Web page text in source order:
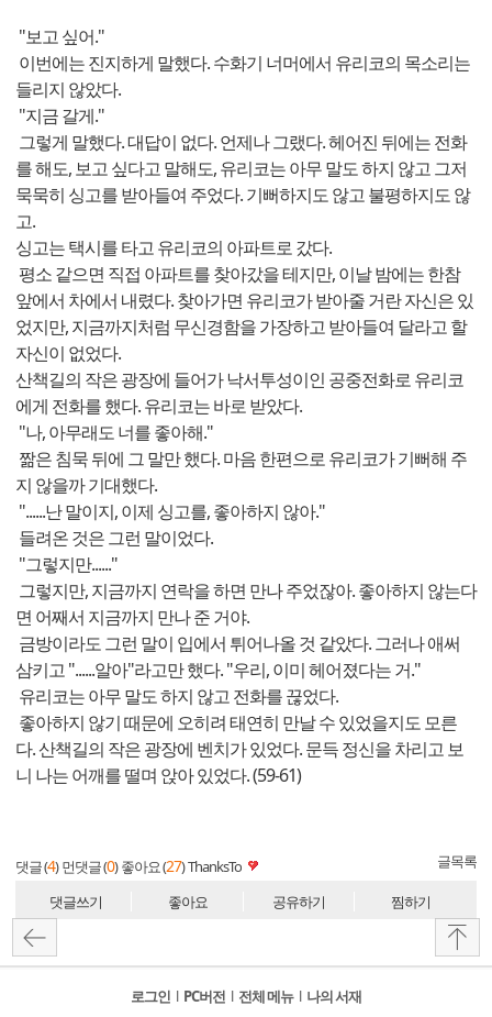
"보고 싶어."
이번에는 진지하게 말했다. 수화기 너머에서 유리코의 목소리는
들리지 않았다.
"지금 갈게."
그렇게 말했다. 대답이 없다. 언제나 그랬다. 헤어진 뒤에는 전화
를 해도, 보고 싶다고 말해도, 유리코는 아무 말도 하지 않고 그저
묵묵히 싱고를 받아들여 주었다. 기뻐하지도 않고 불평하지도 않
고.
싱고는 택시를 타고 유리코의 아파트로 갔다.
평소 같으면 직접 아파트를 찾아갔을 테지만, 이날 밤에는 한참
앞에서 차에서 내렸다. 찾아가면 유리코가 받아줄 거란 자신은 있
었지만, 지금까지처럼 무신경함을 가장하고 받아들여 달라고 할
자신이 없었다.
산책길의 작은 광장에 들어가 낙서투성이인 공중전화로 유리코
에게 전화를 했다. 유리코는 바로 받았다.
"나, 아무래도 너를 좋아해."
짦은 침묵 뒤에 그 말만 했다. 마음 한편으로 유리코가 기뻐해 주
지 않을까 기대했다.
"......난 말이지, 이제 싱고를, 좋아하지 않아."
들려온 것은 그런 말이었다.
"그렇지만......"
그렇지만, 지금까지 연락을 하면 만나 주었잖아. 좋아하지 않는다
면 어째서 지금까지 만나 준 거야.
금방이라도 그런 말이 입에서 튀어나올 것 같았다. 그러나 애써
삼키고 "......알아"라고만 했다. "우리, 이미 헤어졌다는 거."
유리코는 아무 말도 하지 않고 전화를 끊었다.
좋아하지 않기 때문에 오히려 태연히 만날 수 있었을지도 모른
다. 산책길의 작은 광장에 벤치가 있었다. 문득 정신을 차리고 보
니 나는 어깨를 떨며 앉아 있었다. (59-61)
댓글 (4) 먼댓글 (0) 좋아요 (27)ThanksTo 글목록
댓글쓰기 좋아요 공유하기 찜하기
로그인 l PC버전 l 전체 메뉴 l 나의 서재